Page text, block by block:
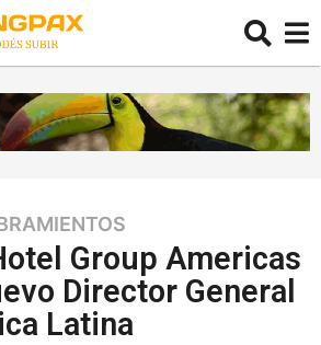
Group Americas
Director General
Latina